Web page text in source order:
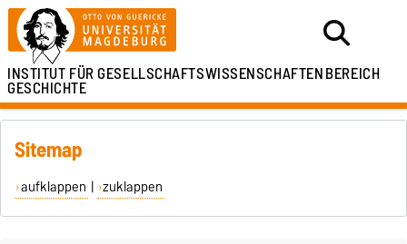
INSTITUT FÜRGESELLSCHAFTSWISSENSCHAFTENBEREICH
GESCHICHTE
Sitemap
aufklappen | zuklappen